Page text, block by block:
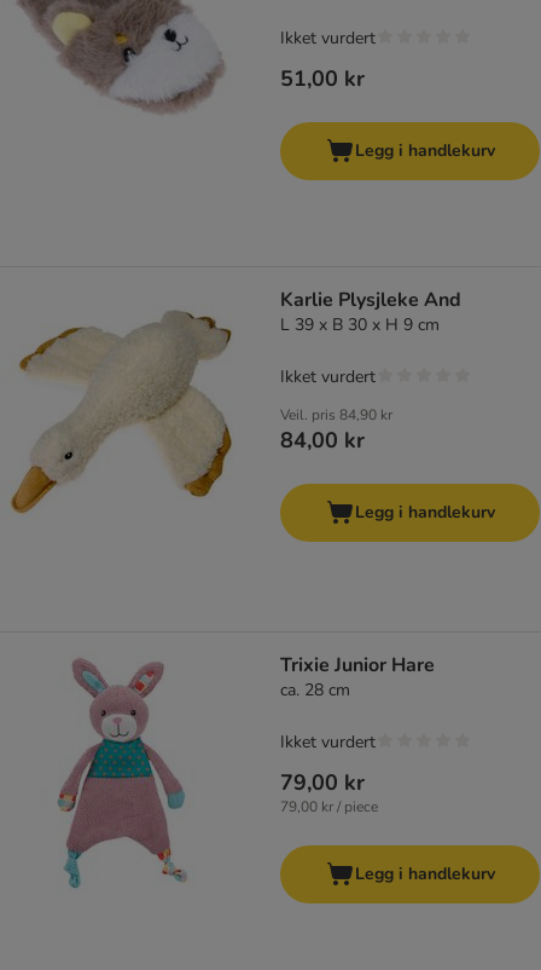
51,00 kr
Ikket vurdert
Legg i handlekurv
Karlie Plysjleke And
L 39 x B 30 x H 9 cm
Veil. pris 84,90 kr
84,00 kr
Ikket vurdert
Legg i handlekurv
Trixie Junior Hare
ca. 28 cm
79,00 kr
79,00 kr / piece
Ikket vurdert
Legg i handlekurv